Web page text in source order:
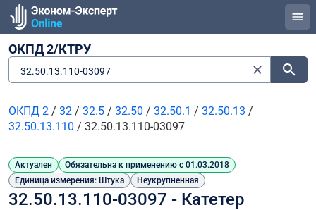
ОКПД 2/КТРУ
32.50.13.110-03097
ОКПД 2 / 32 / 32.5 / 32.50 / 32.50.1 / 32.50.13 /
32.50.13.110 / 32.50.13.110-03097
Актуален
Обязательна к применению с 01.03.2018
Единица измерения: Штука
Неукрупненная
32.50.13.110-03097 - Катетер